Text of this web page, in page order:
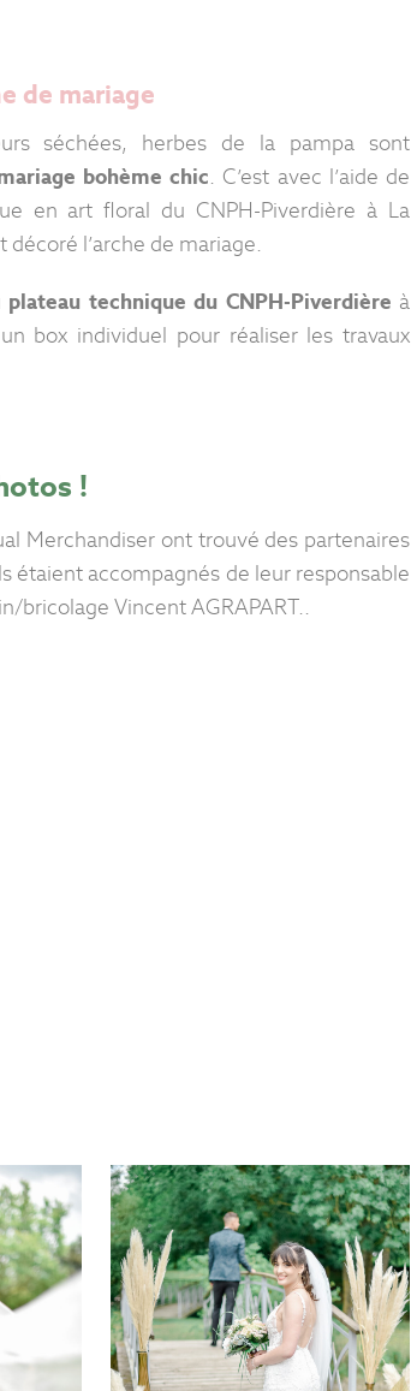
de mariage
séchées, herbes de la pampa sont
bohème chic. C’est avec l’aide de
en art floral du CNPH-Piverdière à La
l’arche de mariage.
plateau technique du CNPH-Piverdière à
box individuel pour réaliser les travaux
!
Merchandiser ont trouvé des partenaires
étaient accompagnés de leur responsable
bricolage Vincent AGRAPART..